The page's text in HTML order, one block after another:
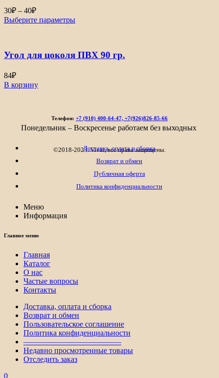
30₽ – 40₽Диапазон
цен:
Выберите параметры
Угол для цоколя ПВХ 90 гр.
84₽
В корзину
Телефон: +7 (910) 400-64-47, +7(926)826-85-66
Понедельник – Воскресенье работаем без выходных
©2018-2023. Vivat, все права защищены.
Доставка, оплата и сборка
Возврат и обмен
Публичная оферта
Политика конфиденциальности
Меню
Информация
Главное меню
Главная
Каталог
О нас
Частые вопросы
Контакты
Доставка, оплата и сборка
Возврат и обмен
Пользовательское соглашение
Политика конфиденциальности
————————————–
Недавно просмотренные товары
Отследить заказ
0